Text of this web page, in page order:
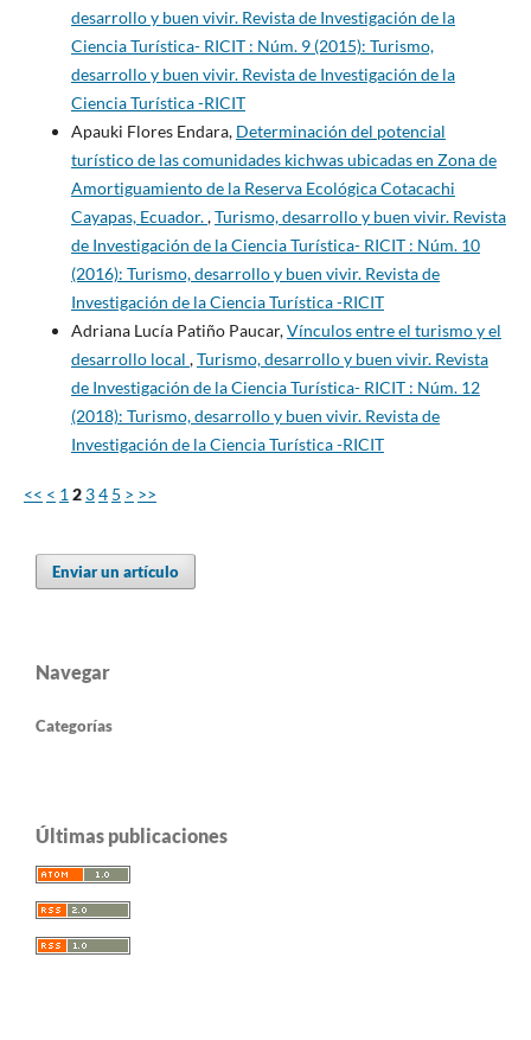
desarrollo y buen vivir. Revista de Investigación de la
Ciencia Turística- RICIT : Núm. 9 (2015): Turismo,
desarrollo y buen vivir. Revista de Investigación de la
Ciencia Turística -RICIT
Apauki Flores Endara, Determinación del potencial
turístico de las comunidades kichwas ubicadas en Zona de
Amortiguamiento de la Reserva Ecológica Cotacachi
Cayapas, Ecuador.,Turismo, desarrollo y buen vivir. Revista
de Investigación de la Ciencia Turística- RICIT : Núm. 10
(2016): Turismo, desarrollo y buen vivir. Revista de
Investigación de la Ciencia Turística -RICIT
Adriana Lucía Patiño Paucar,Vínculos entre el turismo y el
desarrollo local ,Turismo, desarrollo y buen vivir. Revista
de Investigación de la Ciencia Turística- RICIT : Núm. 12
(2018): Turismo, desarrollo y buen vivir. Revista de
Investigación de la Ciencia Turística -RICIT
<< < 1 2 34 5 > >>
Enviar un artículo
Navegar
Categorías
Últimas publicaciones